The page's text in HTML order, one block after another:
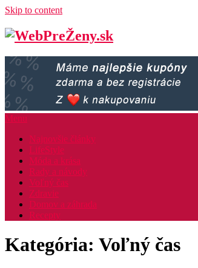
Skip to content
Menu
Najnovšie články
LifeStyle
Móda a krása
Rady a návody
Voľný čas
Zdravie
Domov a záhrada
Recepty
Kategória: Voľný čas